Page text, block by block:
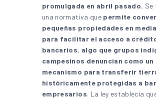
promulgada en abril pasado. Se
una normativa que permite
pequeñas propiedades en
para facilitar el acceso a
bancarios, algo que grupos
campesinos denuncian como un
mecanismo para transferir
históricamente protegidas a
empresarios. La ley establecía